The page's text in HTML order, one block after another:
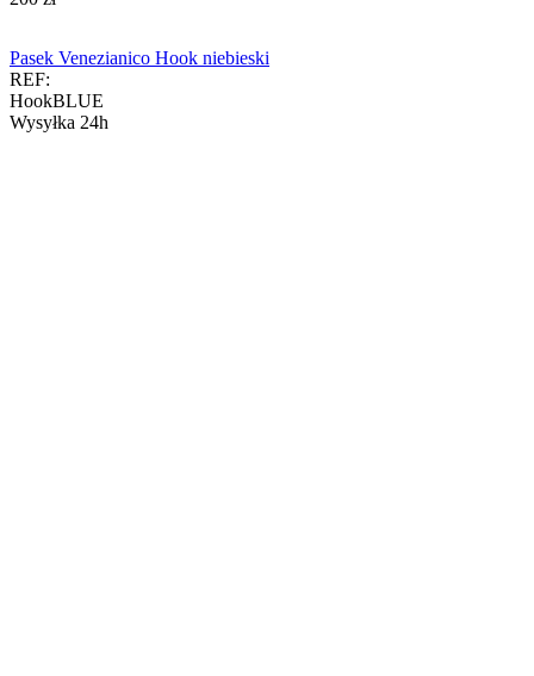
Pasek Venezianico Hook niebieski
REF:
HookBLUE
Wysyłka 24h